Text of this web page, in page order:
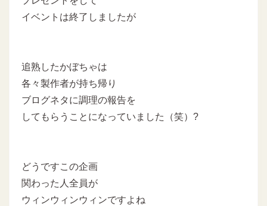
イベントは終了しましたが
追熟したかぼちゃは
各々製作者が持ち帰り
ブログネタに調理の報告を
してもらうことになっていました（笑）?
どうですこの企画
関わった人全員が
ウィンウィンウィンですよね